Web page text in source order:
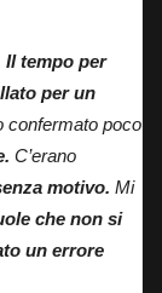
Il tempo per
per un
confermato poco
C’erano
motivo. Mi
che non si
un errore